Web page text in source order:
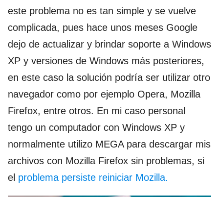
este problema no es tan simple y se vuelve
complicada, pues hace unos meses Google
dejo de actualizar y brindar soporte a Windows
XP y versiones de Windows más posteriores,
en este caso la solución podría ser utilizar otro
navegador como por ejemplo Opera, Mozilla
Firefox, entre otros. En mi caso personal
tengo un computador con Windows XP y
normalmente utilizo MEGA para descargar mis
archivos con Mozilla Firefox sin problemas, si
el problema persiste reiniciar Mozilla.